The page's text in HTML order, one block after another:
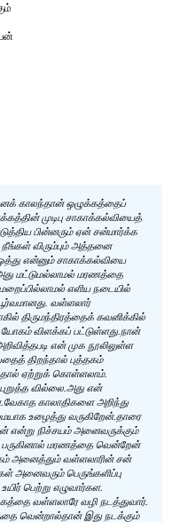
காலந்தான் ஒழுக்கத்தைப்
முடிபு சாகாக்கல்வியைத்
பின்னரும் ஏன் சன்மார்க்க
விரும்பும் அத்தனை
ஓத்து என்னும் சாகாக்கல்வியை
அது மட்டுமல்லாமல் மரணத்தை
எளிய நடையில்
வள்ளலார்
திருமந்திரத்தைக் கவனிக்கில்
யோகம் விளக்கப் பட்டுள்ளது.நான்
என் முக நூலிலுள்ள
திறந்தால் புத்தகம்
ஏற்றுக் கொள்ளலாம்.
வில்லை.அது என்
காலாதிகளை அறிந்து
உழைத்து வருகிறேன்.தாரை
என்று நிச்சயம் அனைவருக்கும்
பருகினால் மரணத்தை வென்றேன்
அனைத்தும் வள்ளலாரின் சன்
அனைவரும் பெருங்களிப்பு
பெற்று எழுவார்கள.
வள்ளலாரே வழி நடத்துவார்.
வென்றால்தான் இது நடக்கும்